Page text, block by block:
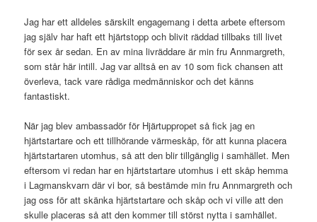
Jag har ett alldeles särskilt engagemang i detta arbete eftersom
jag själv har haft ett hjärtstopp och blivit räddad tillbaks till livet
för sex år sedan. En av mina livräddare är min fru Annmargreth,
som står här intill. Jag var alltså en av 10 som fick chansen att
överleva, tack vare rådiga medmänniskor och det känns
fantastiskt.
När jag blev ambassadör för Hjärtuppropet så fick jag en
hjärtstartare och ett tillhörande värmeskåp, för att kunna placera
hjärtstartaren utomhus, så att den blir tillgänglig i samhället. Men
eftersom vi redan har en hjärtstartare utomhus i ett skåp hemma
i Lagmanskvarn där vi bor, så bestämde min fru Annmargreth och
jag oss för att skänka hjärtstartare och skåp och vi ville att den
skulle placeras så att den kommer till störst nytta i samhället.